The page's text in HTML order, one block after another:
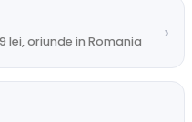
lei, oriunde in Romania ›